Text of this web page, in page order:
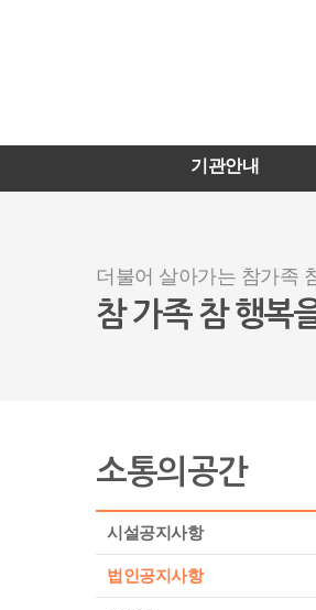
기관안내
더불어 살아가는 참가족
참 가족 참 행복
소통의공간
시설공지사항
법인공지사항